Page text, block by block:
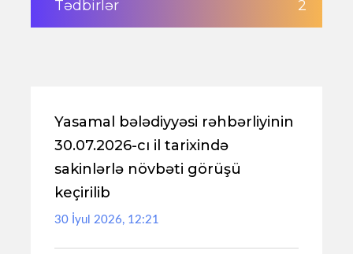
Tədbirlər 2
Yasamal bələdiyyəsi rəhbərliyinin
30.07.2026-cı il tarixində
sakinlərlə növbəti görüşü
keçirilib
30 İyul 2026, 12:21